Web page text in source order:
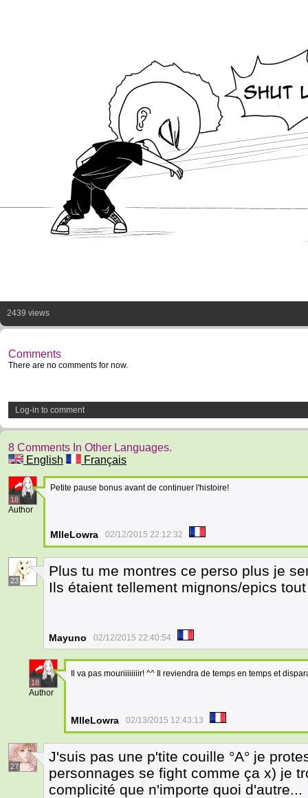
2439 views
Comments
There are no comments for now.
Log-in to comment
8 Comments In Other Languages.
English
Français
18
Author
Petite pause bonus avant de continuer l'histoire!
MlleLowra 02/12/2015 22:12:32
23
Plus tu me montres ce perso plus je
Ils étaient tellement mignons/epics
Mayuno 02/12/2015 22:40:54
18
Author
Il va pas mouriiiiiiiir! ^^ Il reviendra de temps en temps et
MlleLowra 02/13/2015 12:43:13
27
J'suis pas une p'tite couille °A° je
personnages se fight comme ça x) je
complicité que n'importe quoi d'autre...